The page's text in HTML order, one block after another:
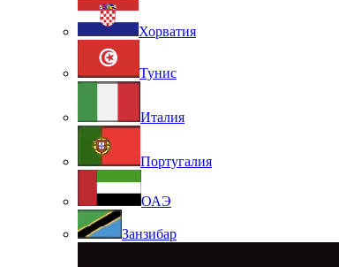
Хорватия
Тунис
Италия
Португалия
ОАЭ
Занзибар